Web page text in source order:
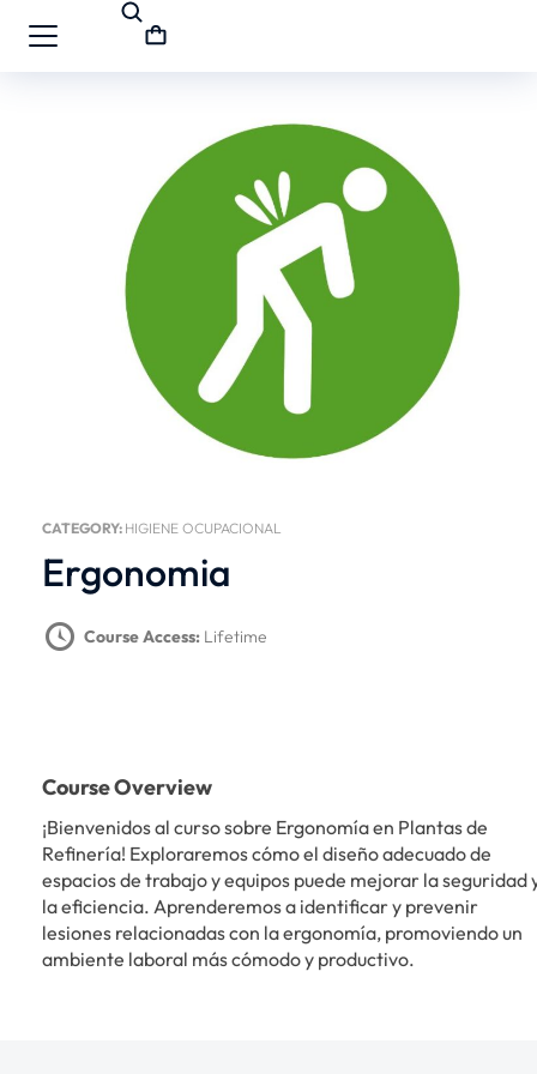
CATEGORY: HIGIENE OCUPACIONAL
Ergonomia
Course Access: Lifetime
Course Overview
¡Bienvenidos al curso sobre Ergonomía en Plantas de
Refinería! Exploraremos cómo el diseño adecuado de
espacios de trabajo y equipos puede mejorar la seguridad
la eficiencia. Aprenderemos a identificar y prevenir
lesiones relacionadas con la ergonomía, promoviendo un
ambiente laboral más cómodo y productivo.